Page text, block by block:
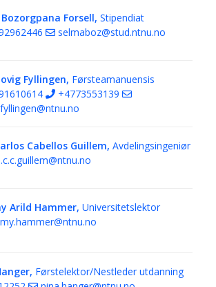
Forsell, Stipendiat
selmaboz@stud.ntnu.no
Fyllingen, Førsteamanuensis
+4773553139
Cabellos Guillem, Avdelingsingeniør
Arild Hammer, Universitetslektor
Førstelektor/Nestleder utdanning